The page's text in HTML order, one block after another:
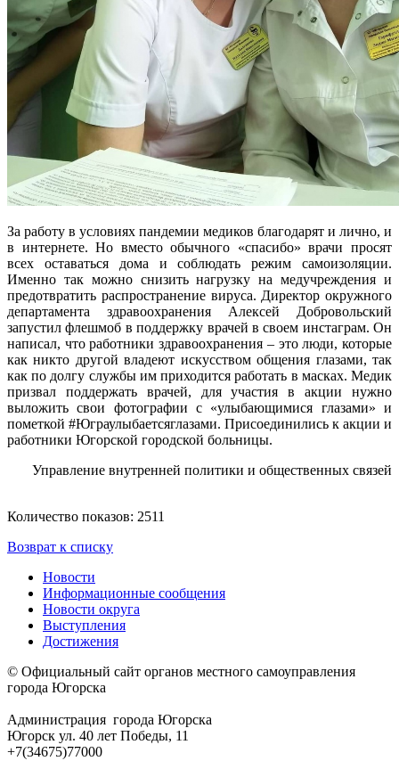
За работу в условиях пандемии медиков благодарят и лично, и
в интернете. Но вместо обычного «спасибо» врачи просят
всех оставаться дома и соблюдать режим самоизоляции.
Именно так можно снизить нагрузку на медучреждения и
предотвратить распространение вируса. Директор окружного
департамента здравоохранения Алексей Добровольский
запустил флешмоб в поддержку врачей в своем инстаграм. Он
написал, что работники здравоохранения – это люди, которые
как никто другой владеют искусством общения глазами, так
как по долгу службы им приходится работать в масках. Медик
призвал поддержать врачей, для участия в акции нужно
выложить свои фотографии с «улыбающимися глазами» и
пометкой #Юграулыбаетсяглазами. Присоединились к акции и
работники Югорской городской больницы.
Управление внутренней политики и общественных связей
Количество показов: 2511
Возврат к списку
Новости
Информационные сообщения
Новости округа
Выступления
Достижения
© Официальный сайт органов местного самоуправления
города Югорска
Администрация города Югорска
Югорск ул. 40 лет Победы, 11
+7(34675)77000